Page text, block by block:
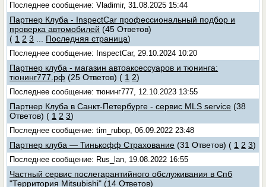
Последнее сообщение: Vladimir, 31.08.2025 15:44
Партнер Клуба - InspectCar профессиональный подбор и
проверка автомобилей (45 Ответов)
( 1 2 3 Последняя страница)
Последнее сообщение: InspectCar, 29.10.2024 10:20
Партнер клуба - магазин автоаксессуаров и тюнинга:
тюнинг777.рф (25 Ответов) ( 1 2)
Последнее сообщение: тюнинг777, 12.10.2023 13:55
Партнер Клуба в Санкт-Петербурге - сервис MLS service (38
Ответов) ( 1 2 3)
Последнее сообщение: tim_rubop, 06.09.2022 23:48
Партнер клуба — Тинькофф Страхование (31 Ответов) ( 1 2 3)
Последнее сообщение: Rus_lan, 19.08.2022 16:55
Частный сервис послегарантийного обслуживания в Спб
"Территория Mitsubishi" (14 Ответов)